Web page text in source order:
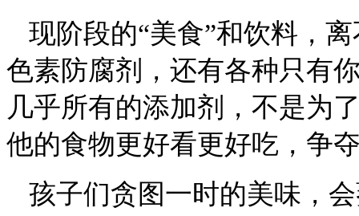
现阶段的“美食”和饮料，
色素防腐剂，还有各种只有
几乎所有的添加剂，不是为
他的食物更好看更好吃，争
孩子们贪图一时的美味，